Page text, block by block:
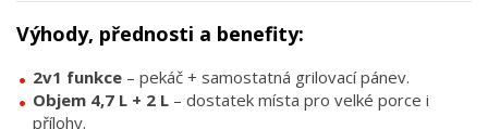
Výhody, přednosti a benefity:
2v1 funkce – pekáč + samostatná grilovací pánev.
Objem 4,7 L + 2 L – dostatek místa pro velké porce i
přílohy.